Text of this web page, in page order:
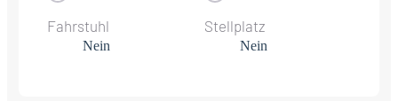
Fahrstuhl
Nein
Stellplatz
Nein